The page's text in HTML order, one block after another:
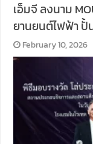
เอ็มจี ลงนาม
ยานยนต์ไฟฟ้า
February 10, 2026